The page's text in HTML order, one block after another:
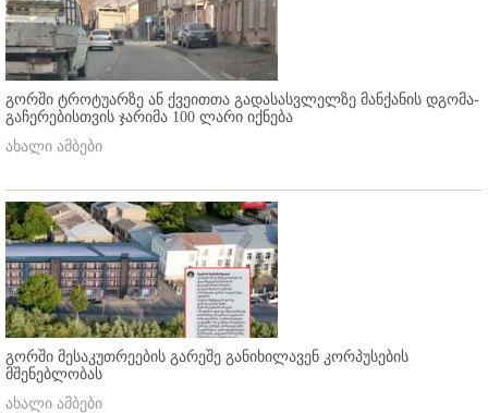
გორში ტროტუარზე ან ქვეითთა გადასასვლელზე მანქანის დგომა-
გაჩერებისთვის ჯარიმა 100 ლარი იქნება
ახალი ამბები
გორში მესაკუთრეების გარეშე განიხილავენ კორპუსების
მშენებლობას
ახალი ამბები